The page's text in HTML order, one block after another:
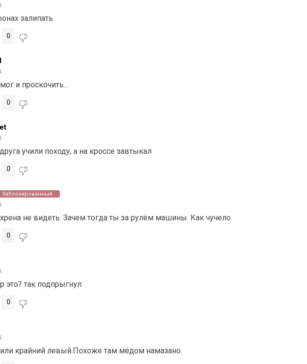
залипать
0
и проскочить…
0
учили походу, а на кроссе завтыкал
0
Заблокированный
не видеть. Зачем тогда ты за рулём машины. Как чучело.
0
это? так подпрыгнул
0
крайний левый.Похоже там мёдом намазано.